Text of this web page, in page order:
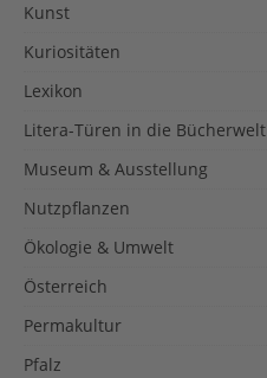
Kunst
Kuriositäten
Lexikon
Litera-Türen in die Bücherwelt
Museum & Ausstellung
Nutzpflanzen
Ökologie & Umwelt
Österreich
Permakultur
Pfalz